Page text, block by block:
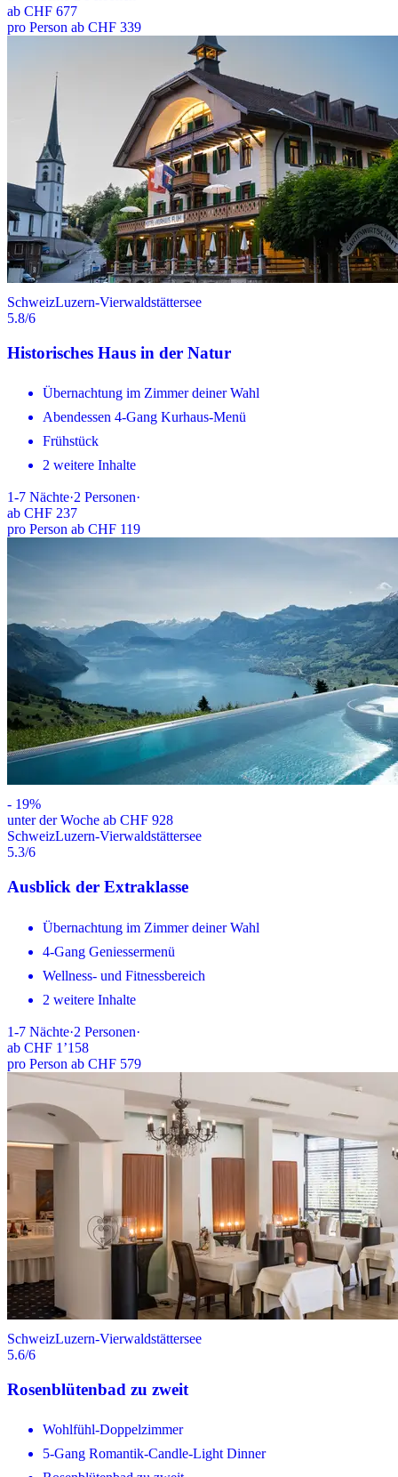
ab CHF 677
pro Person ab CHF 339
SchweizLuzern-Vierwaldstättersee
5.8/6
Historisches Haus in der Natur
Übernachtung im Zimmer deiner Wahl
Abendessen 4-Gang Kurhaus-Menü
Frühstück
2 weitere Inhalte
1-7 Nächte·2 Personen·
ab CHF 237
pro Person ab CHF 119
- 19%
unter der Woche ab CHF 928
SchweizLuzern-Vierwaldstättersee
5.3/6
Ausblick der Extraklasse
Übernachtung im Zimmer deiner Wahl
4-Gang Geniessermenü
Wellness- und Fitnessbereich
2 weitere Inhalte
1-7 Nächte·2 Personen·
ab CHF 1’158
pro Person ab CHF 579
SchweizLuzern-Vierwaldstättersee
5.6/6
Rosenblütenbad zu zweit
Wohlfühl-Doppelzimmer
5-Gang Romantik-Candle-Light Dinner